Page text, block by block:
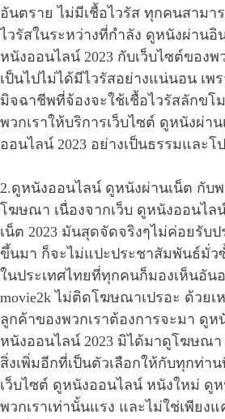
อันตราย ไม่มีเชื้อไวรัส ทุกคนสามา
ไวรัสในระหว่างที่กำลัง ดูหนังผ่านอิ
หนังออนไลน์ 2023 กับเว็บไซต์ของพ
เป็นไปไม่ได้มีไวรัสอย่างแน่นอน เพร
มิจฉาชีพที่จ้องจะใช้เชื้อไวรัสลักข
พวกเราให้บริการเว็บไซต์ ดูหนังผ่า
ออนไลน์ 2023 อย่างเป็นธรรมและโ
2.ดูหนังออนไลน์ ดูหนังผ่านเน็ต กับ
โฆษณา เนื่องจากเว็บ ดูหนังออนไ
เน็ต 2023 มันสุดจัดจริงๆไม่ค่อยรับ
ขึ้นมา ก็จะไม่แปะประชาสัมพันธ์มั่ว
ในประเทศไทยที่ทุกคนก็มองเห็นอัน
movie2k ไม่ติดโฆษณาเปรอะ ด้วยเ
ลูกค้าของพวกเราต้องการจะมา ดู
หนังออนไลน์ 2023 มิได้มาดูโฆษณา
สิ่งเพิ่มอีกที่เป็นตัวเลือกให้กับทุกท่า
เว็บไซต์ ดูหนังออนไลน์ หนังใหม่ ดูห
พวกเราเท่านั้นแรง และไม่ใช่เพียง